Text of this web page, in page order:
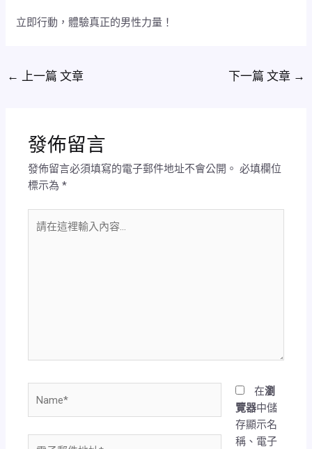
立即行動，體驗真正的男性力量！
← 上一篇 文章 下一篇 文章 →
發佈留言
發佈留言必須填寫的電子郵件地址不會公開。 必填欄位
標示為*
在
在瀏
覽器中儲
存顯示名
稱、電子